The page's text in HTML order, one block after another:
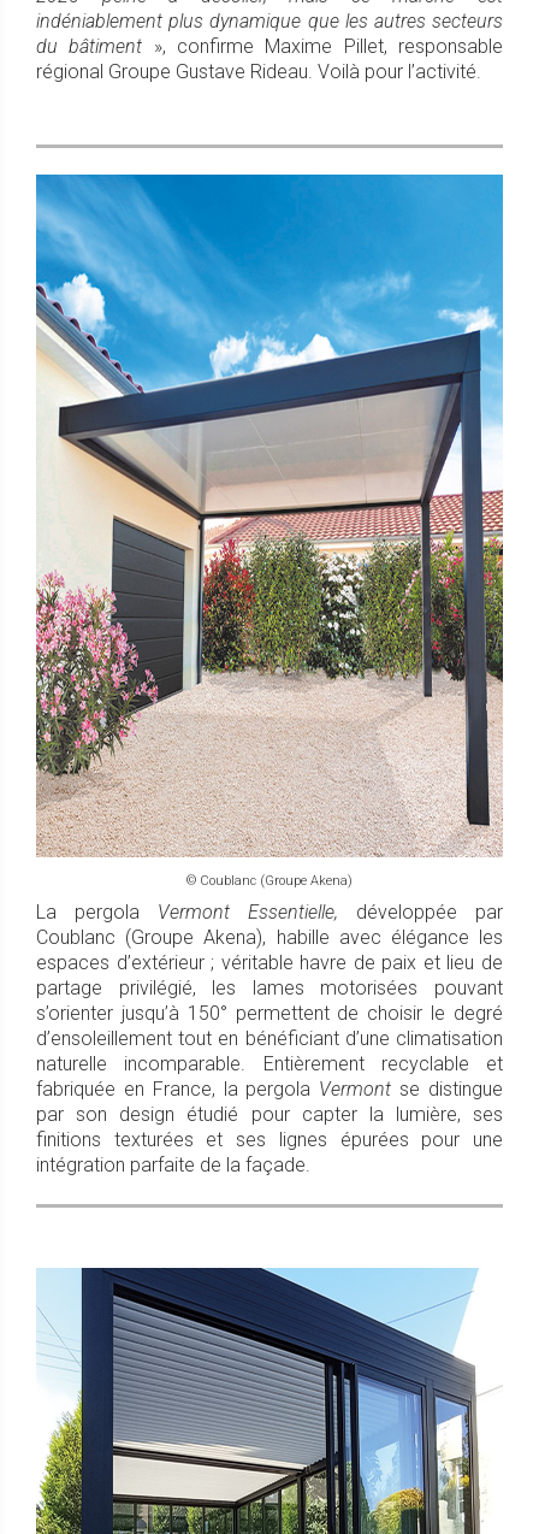
indéniablement plus dynamique que les autres secteurs
du bâtiment », confirme Maxime Pillet, responsable
régional Groupe Gustave Rideau. Voilà pour l’activité.
© Coublanc (Groupe Akena)
La pergola Vermont Essentielle, développée par
Coublanc (Groupe Akena), habille avec élégance les
espaces d’extérieur ; véritable havre de paix et lieu de
partage privilégié, les lames motorisées pouvant
s’orienter jusqu’à 150° permettent de choisir le degré
d’ensoleillement tout en bénéficiant d’une climatisation
naturelle incomparable. Entièrement recyclable et
fabriquée en France, la pergola Vermontse distingue
par son design étudié pour capter la lumière, ses
finitions texturées et ses lignes épurées pour une
intégration parfaite de la façade.